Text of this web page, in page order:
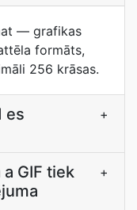
— grafikas
formāts,
256 krāsas.
es
+
GIF tiek
+